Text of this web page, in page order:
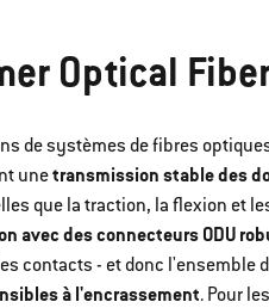
Optical
de systèmes de fibres
unetransmission stable des
que la traction, la flexion et
avec des connecteurs ODU
contacts - et donc l'ensemble
à l'encrassement. Pour